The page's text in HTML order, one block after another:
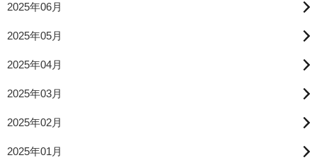
2025年06月
2025年05月
2025年04月
2025年03月
2025年02月
2025年01月